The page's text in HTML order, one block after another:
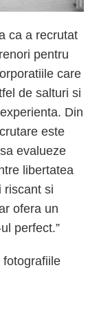
ca a recrutat
pentru
care
de salturi si
Din
este
evalueze
libertatea
riscant si
ofera un
perfect.”
fotografiile